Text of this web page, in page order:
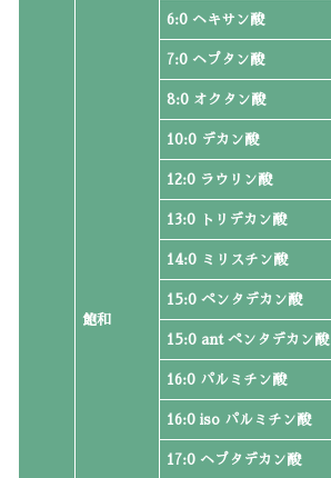
飽和
6:0 ヘキサン酸
7:0 ヘプタン酸
8:0 オクタン酸
10:0 デカン酸
12:0 ラウリン酸
13:0 トリデカン酸
14:0 ミリスチン酸
15:0 ペンタデカン酸
15:0 ant ペンタデカン酸
16:0 パルミチン酸
16:0 iso パルミチン酸
17:0 ヘプタデカン酸